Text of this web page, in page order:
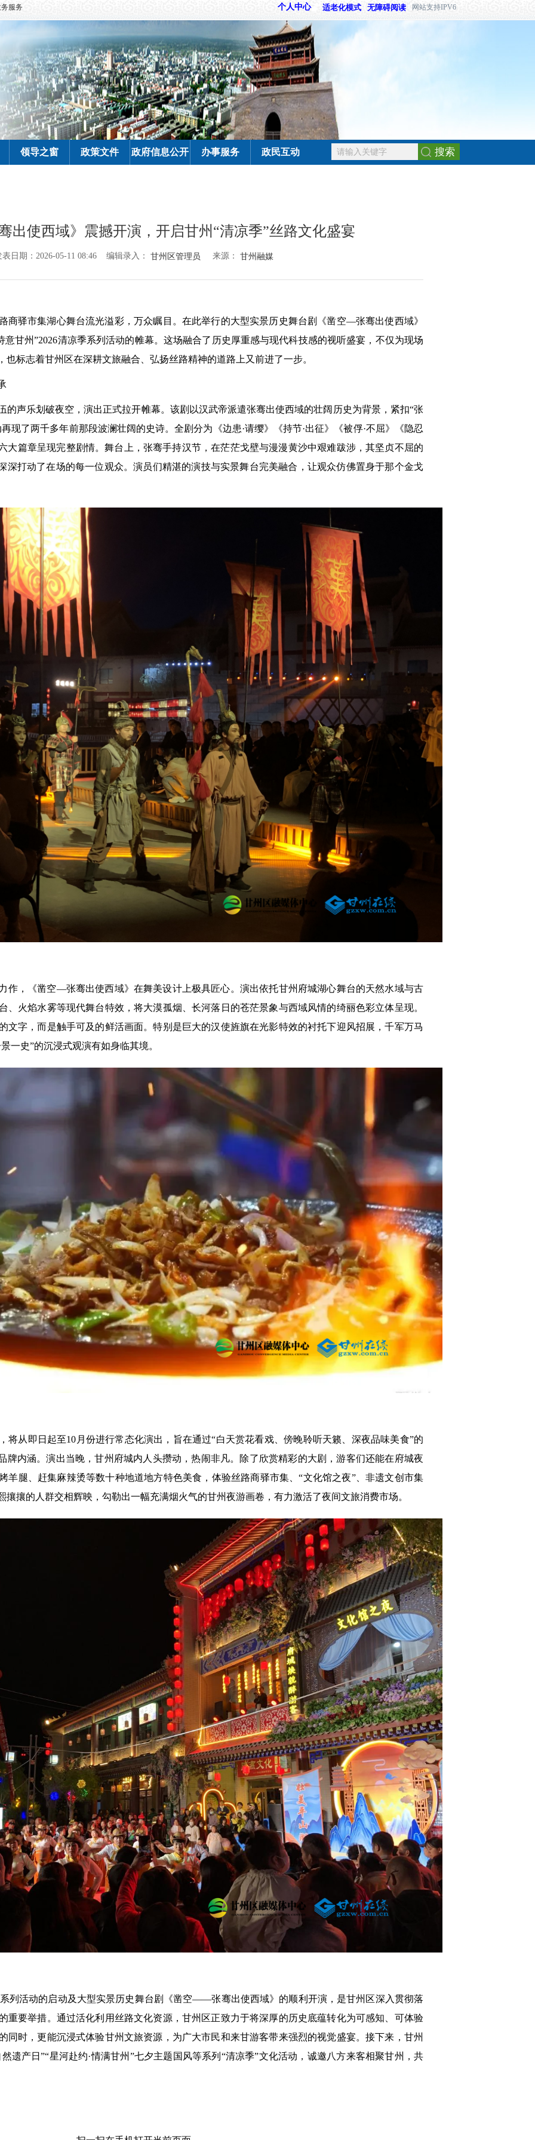
服务 网站支持IPV6
无障碍阅读
适老化模式
个人中心
领导之窗 政策文件 政府信息公开 办事服务 政民互动 搜索
使西域》震撼开演，开启甘州“清凉季”丝路文化盛宴
表日期：2026-05-11 08:46 编辑录入： 甘州区管理员 来源： 甘州融媒
商驿市集湖心舞台流光溢彩，万众瞩目。在此举行的大型实景历史舞台剧《凿空—张骞出使西域》
意甘州”2026清凉季系列活动的帷幕。这场融合了历史厚重感与现代科技感的视听盛宴，不仅为现场
标志着甘州区在深耕文旅融合、弘扬丝路精神的道路上又前进了一步。
的声乐划破夜空，演出正式拉开帷幕。该剧以汉武帝派遣张骞出使西域的壮阔历史为背景，紧扣“张
现了两千多年前那段波澜壮阔的史诗。全剧分为《边患·请缨》《持节·出征》《被俘·不屈》《隐忍
大篇章呈现完整剧情。舞台上，张骞手持汉节，在茫茫戈壁与漫漫黄沙中艰难跋涉，其坚贞不屈的
深打动了在场的每一位观众。演员们精湛的演技与实景舞台完美融合，让观众仿佛置身于那个金戈
作，《凿空—张骞出使西域》在舞美设计上极具匠心。演出依托甘州府城湖心舞台的天然水域与古
、火焰水雾等现代舞台特效，将大漠孤烟、长河落日的苍茫景象与西域风情的绮丽色彩立体呈现。
文字，而是触手可及的鲜活画面。特别是巨大的汉使旌旗在光影特效的衬托下迎风招展，千军万马
一史”的沉浸式观演有如身临其境。
将从即日起至10月份进行常态化演出，旨在通过“白天赏花看戏、傍晚聆听天籁、深夜品味美食”的
牌内涵。演出当晚，甘州府城内人头攒动，热闹非凡。除了欣赏精彩的大剧，游客们还能在府城夜
羊腿、赶集麻辣烫等数十种地道地方特色美食，体验丝路商驿市集、“文化馆之夜”、非遗文创市集
攘的人群交相辉映，勾勒出一幅充满烟火气的甘州夜游画卷，有力激活了夜间文旅消费市场。
系列活动的启动及大型实景历史舞台剧《凿空——张骞出使西域》的顺利开演，是甘州区深入贯彻落
重要举措。通过活化利用丝路文化资源，甘州区正致力于将深厚的历史底蕴转化为可感知、可体验
同时，更能沉浸式体验甘州文旅资源，为广大市民和来甘游客带来强烈的视觉盛宴。接下来，甘州
遗产日”“星河赴约·情满甘州”七夕主题国风等系列“清凉季”文化活动，诚邀八方来客相聚甘州，共